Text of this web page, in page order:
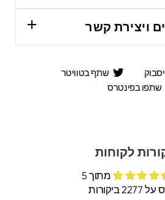
ויצירת קשר
שתף
בפייסבוק
שתף בטוויטר
שתפו בפינטרס
לקוחות
ביקורות